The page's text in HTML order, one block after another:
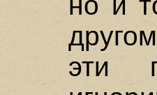
эти